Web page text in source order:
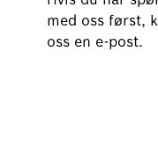
med oss først,
oss en e-post.